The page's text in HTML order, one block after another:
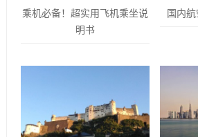
乘机必备！超实用飞机乘坐说
明书
国内